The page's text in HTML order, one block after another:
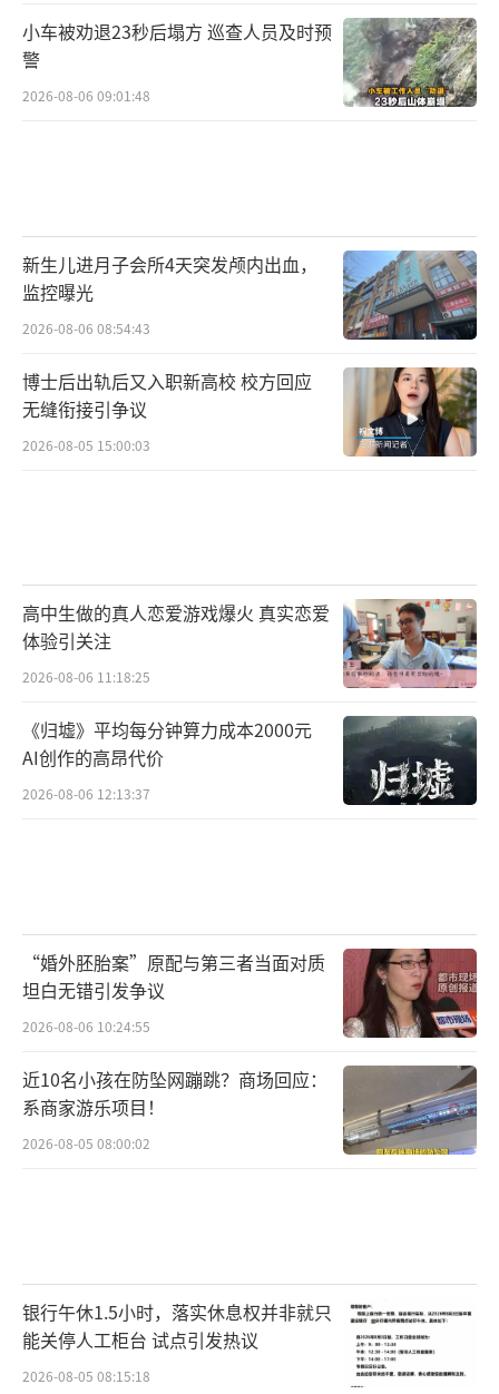
小车被劝退23秒后塌方 巡查人员及时预
警
2026-08-06 09:01:48
新生儿进月子会所4天突发颅内出血，
监控曝光
2026-08-06 08:54:43
博士后出轨后又入职新高校 校方回应
无缝衔接引争议
2026-08-05 15:00:03
高中生做的真人恋爱游戏爆火 真实恋爱
体验引关注
2026-08-06 11:18:25
《归墟》平均每分钟算力成本2000元
AI创作的高昂代价
2026-08-06 12:13:37
“婚外胚胎案”原配与第三者当面对质
坦白无错引发争议
2026-08-06 10:24:55
近10名小孩在防坠网蹦跳？商场回应：
系商家游乐项目！
2026-08-05 08:00:02
银行午休1.5小时，落实休息权并非就只
能关停人工柜台 试点引发热议
2026-08-05 08:15:18